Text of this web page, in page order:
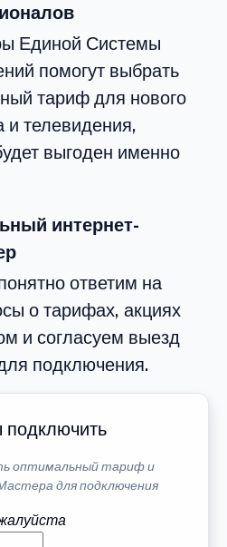
Единой Системы
помогут выбрать
тариф для нового
и телевидения,
выгоден именно
интернет-
ответим на
о тарифах, акциях
и согласуем выезд
подключения.
подключить
оптимальный тариф и
для подключения